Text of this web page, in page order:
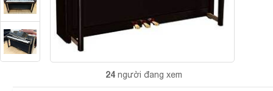
24 người đang xem